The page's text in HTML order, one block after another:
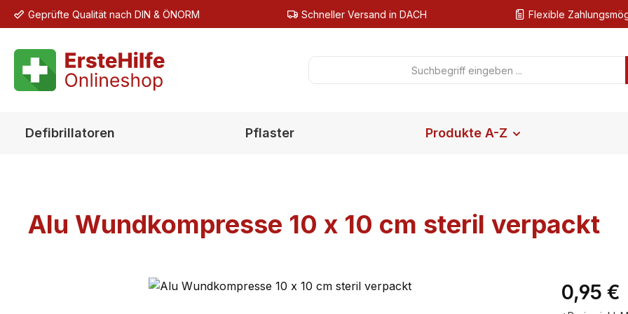
Hauptinhalt springen
Zur Suche springen
Zur Hauptnavigation springen
Geprüfte Qualität nach DIN & ÖNORM Schneller Versand in DACH Flexible
Defibrillatoren Pflaster Produkte A-Z
Alu Wundkompresse 10 x 10 cm steril verpackt
Bildergalerie überspringen Regulärer
0,95 €